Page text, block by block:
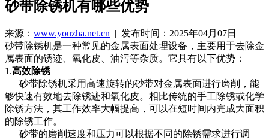
砂带除锈机有哪些优势
来源： www.youzha.net.cn | 发布时间：2025年04月07日
砂带除锈机是一种常见的金属表面处理设备，主要用于去除金
属表面的锈迹、氧化皮、油污等杂质。它具有以下优势：
1.高效除锈
砂带除锈机采用高速旋转的砂带对金属表面进行磨削，能
够快速有效地去除锈迹和氧化皮。相比传统的手工除锈或化学
除锈方法，其工作效率大幅提高，可以在短时间内完成大面积
的除锈工作。
砂带的磨削速度和压力可以根据不同的除锈需求进行调